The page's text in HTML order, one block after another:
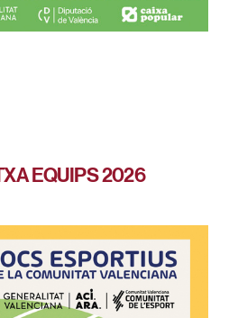
EQUIPS 2026